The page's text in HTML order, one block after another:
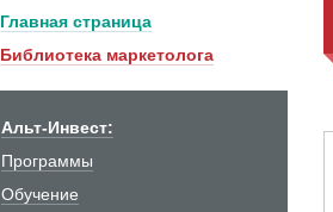
Главная страница
Библиотека маркетолога
Альт-Инвест:
Программы
Обучение